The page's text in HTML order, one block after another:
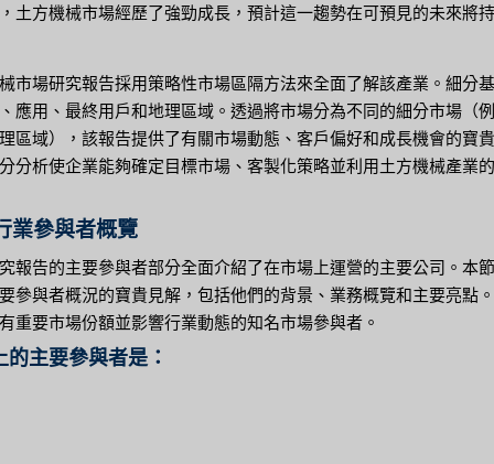
土方機械市場經歷了強勁成長，預計這一趨勢在可預見的未來將
市場研究報告採用策略性市場區隔方法來全面了解該產業。細分
應用、最終用戶和地理區域。透過將市場分為不同的細分市場（
區域），該報告提供了有關市場動態、客戶偏好和成長機會的寶
分析使企業能夠確定目標市場、客製化策略並利用土方機械產業
業參與者概覽
報告的主要參與者部分全面介紹了在市場上運營的主要公司。本
參與者概況的寶貴見解，包括他們的背景、業務概覽和主要亮點
重要市場份額並影響行業動態的知名市場參與者。
的主要參與者是：